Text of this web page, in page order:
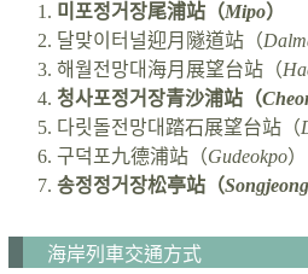
미포정거장尾浦站（Mipo）
달맞이터널迎月隧道站（
해월전망대海月展望台站（
청사포정거장青沙浦站（
다릿돌전망대踏石展望台站（
구덕포九德浦站（Gudeokpo）
송정정거장松亭站（Songjeong
海岸列車交通方式